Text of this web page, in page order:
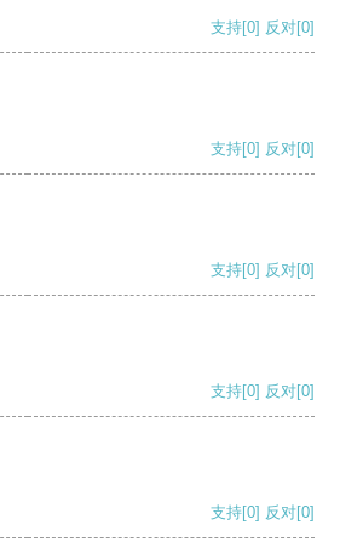
支持[0] 反对[0]
支持[0] 反对[0]
支持[0] 反对[0]
支持[0] 反对[0]
支持[0] 反对[0]